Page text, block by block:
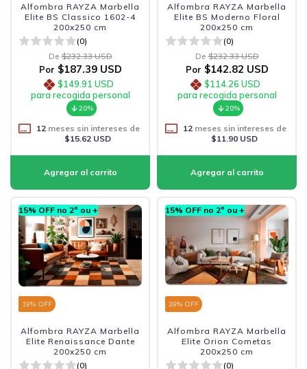
Alfombra RAYZA Marbella
Elite BS Classico 1602-4
200x250 cm
(0)
De $232.33 USD
Por $187.39 USD
$149.91 USD
para recogida personal
20%
12meses sin intereses de
$15.62 USD
Alfombra RAYZA Marbella
Elite BS Moderno Floral
200x250 cm
(0)
De $232.33 USD
Por $142.82 USD
$114.26 USD
para recogida personal
20%
12meses sin intereses de
$11.90 USD
15% OFF no 2º ou +
19% OFF
Alfombra RAYZA Marbella
Elite Renaissance Dante
200x250 cm
(0)
15% OFF no 2º ou +
39% OFF
Alfombra RAYZA Marbella
Elite Orion Cometas
200x250 cm
(0)